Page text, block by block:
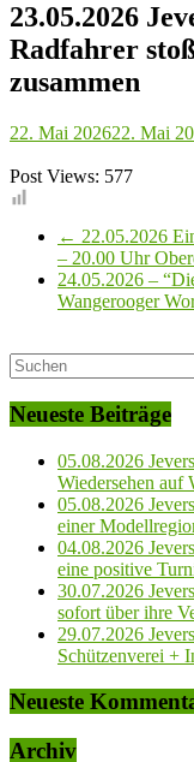
23.05.2026
Radfahrer
zusammen
22. Mai 202622. Mai
Post Views: 577
← 22.05.2026
– 20.00 Uhr
24.05.2026 –
Wangerooger
Neueste Beiträge
05.08.2026
Wiedersehen auf
05.08.2026
einer
04.08.2026
eine positive
30.07.2026
sofort über ihre
29.07.2026
Schützenverei +
Neueste
Archiv